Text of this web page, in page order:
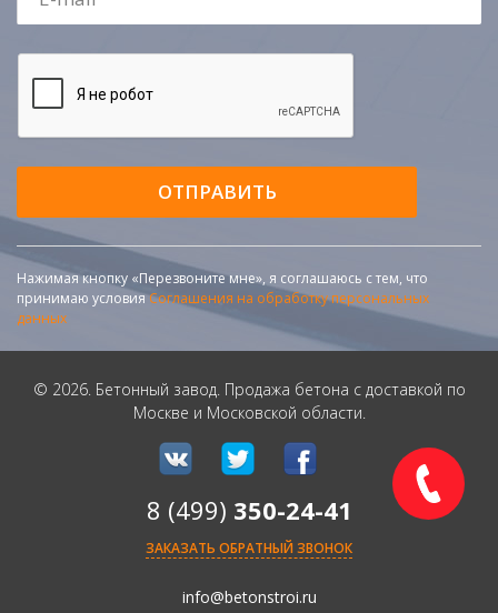
ОТПРАВИТЬ
Нажимая кнопку «Перезвоните мне», я соглашаюсь с тем, что
принимаю условияСоглашения на обработку персональных
данных
© 2026. Бетонный завод. Продажа бетона с доставкой по
Москве и Московской области.
8 (499) 350-24-41
ЗАКАЗАТЬ ОБРАТНЫЙ ЗВОНОК
info@betonstroi.ru